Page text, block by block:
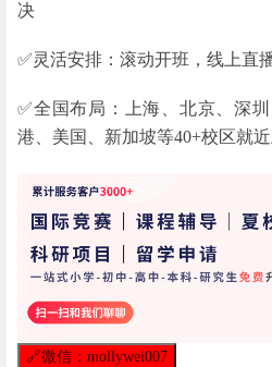
决
✅灵活安排：滚动开班，线上直
✅全国布局：上海、北京、深
港、美国、新加坡等40+校区就
🔗微信：mollywei007